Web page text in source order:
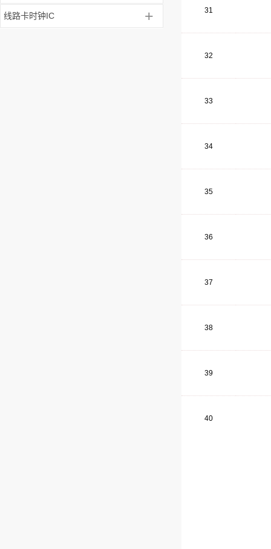
线路卡时钟IC + 31
32
33
34
35
36
37
38
39
40